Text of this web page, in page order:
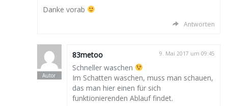
Danke vorab
Antworten
83metoo 9. Mai 2017 um 09:45
Schneller waschen
Im Schatten waschen, muss man schauen,
das man hier einen für sich
funktionierenden Ablauf findet.